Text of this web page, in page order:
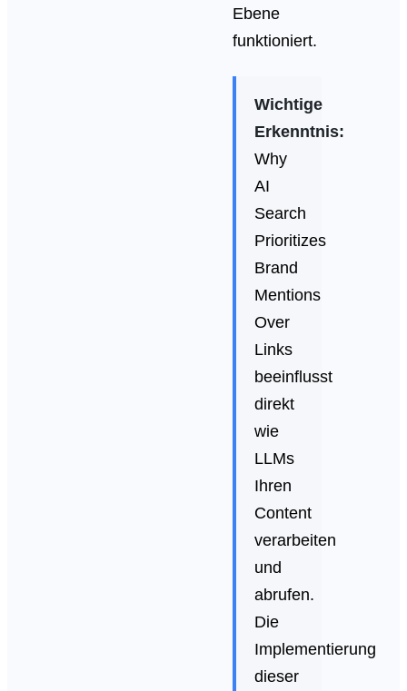
Ebene
funktioniert.
Wichtige
Erkenntnis:
Why
AI
Search
Prioritizes
Brand
Mentions
Over
Links
beeinflusst
direkt
wie
LLMs
Ihren
Content
verarbeiten
und
abrufen.
Die
Implementierung
dieser